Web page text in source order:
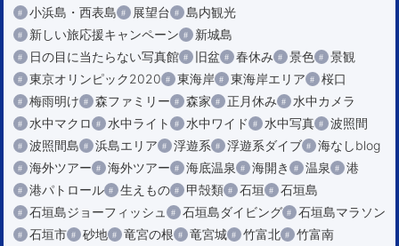
小浜島・西表島
展望台
島内観光
新しい旅応援キャンペーン
新城島
日の目に当たらない写真館
旧盆 春休み 景色
景観
東京オリンピック2020
東海岸 東海岸エリア
桜口
梅雨明け
森ファミリー 森家 正月休み
水中カメラ
水中マクロ
水中ライト 水中ワイド 水中写真
波照間
波照間島
浜島エリア 浮遊系 浮遊系ダイブ
海なしblog
海外ツアー
海外ツアー 海底温泉 海開き 温泉
港
港パトロール
生えもの 甲殻類 石垣
石垣島
石垣島ジョーフィッシュ
石垣島ダイビング
石垣島マラソン
石垣市
砂地 竜宮の根 竜宮城 竹富北
竹富南